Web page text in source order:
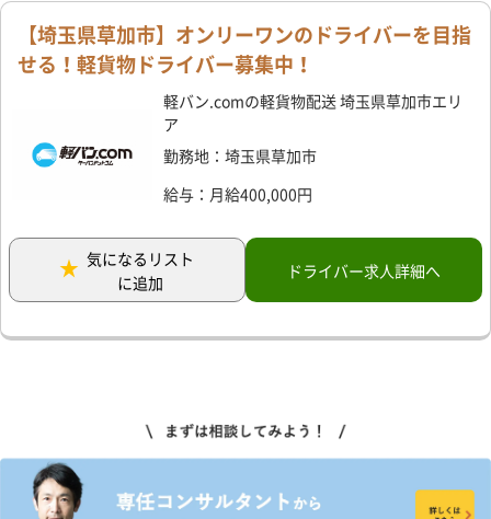
【埼玉県草加市】オンリーワンのドライバーを目指
せる！軽貨物ドライバー募集中！
軽バン.comの軽貨物配送 埼玉県草加市エリ
ア
勤務地：埼玉県草加市
給与：月給400,000円
気になるリスト
に追加
ドライバー求人詳細へ